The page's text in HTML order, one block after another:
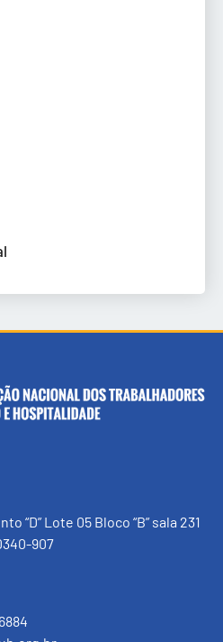
“D” Lote 05 Bloco “B” sala 231
907